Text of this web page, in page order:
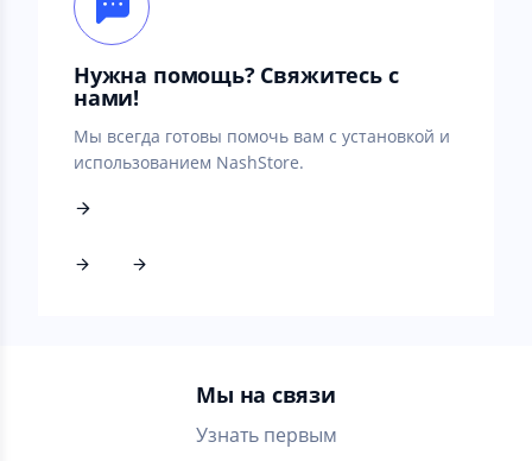
Нужна помощь? Свяжитесь с
нами!
Мы всегда готовы помочь вам с установкой и
использованием NashStore.
Мы на связи
Узнать первым